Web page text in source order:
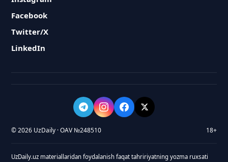
Facebook
Twitter/X
LinkedIn
© 2026 UzDaily · OAV №248510 18+
UzDaily.uz materiallaridan foydalanish faqat tahririyatning yozma ruxsati